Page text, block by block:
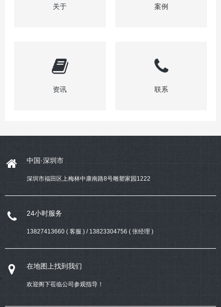
关于 案例
资讯 联系
中国·深圳市
深圳市福田区上梅林中康南路8号雕塑家园1222
24小时服务
13827413660 ( 客服 ) / 13823304756 ( 张经理 )
在地图上找到我们
欢迎阁下莅临公司参观指导！